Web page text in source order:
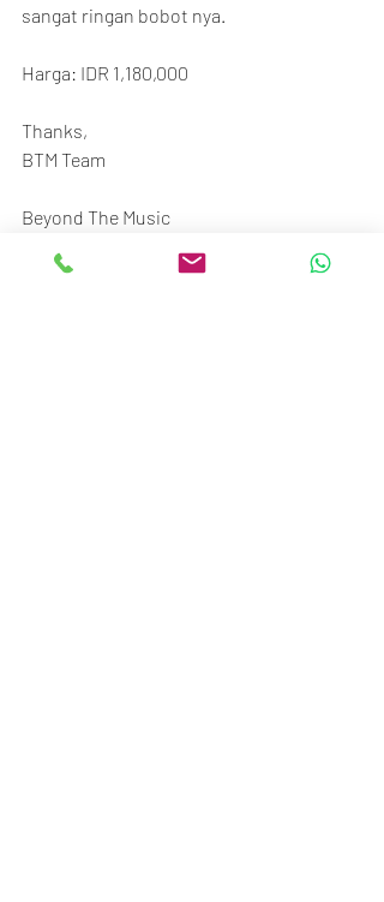
sangat ringan bobot nya.
Harga: IDR 1,180,000
Thanks,
BTM Team
Beyond The Music
Ground floor no.117-120